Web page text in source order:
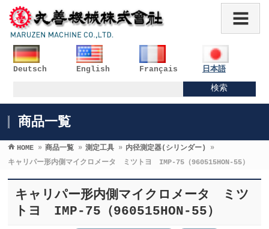
Deutsch English Français 日本語
商品一覧
HOME » 商品一覧 » 測定工具 » 内径測定器(シリンダー)
»
キャリパー形内側マイクロメータ ミツトヨ IMP-75（960515HON-55）
キャリパー形内側マイクロメータ ミツ
トヨ IMP-75（960515HON-55）